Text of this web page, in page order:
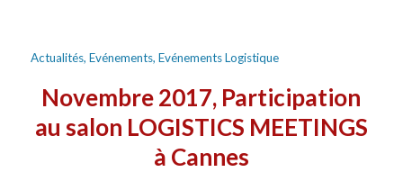
Actualités, Evénements, Evénements Logistique
Novembre 2017, Participation
au salon LOGISTICS MEETINGS
à Cannes